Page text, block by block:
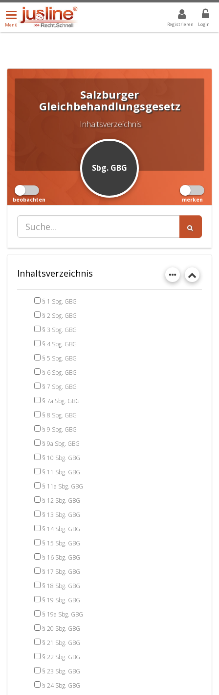
Registrieren Login
Menü
öffnen/schließen
Menü
ALLE DROPDOWN: GEWÄHLTER WERT IST ALLE
Salzburger
Gleichbehandlungsgesetz
Inhaltsverzeichnis
Sbg. GBG
beobachten merken
Inhaltsverzeichnis
§ 1 Sbg. GBG
§ 2 Sbg. GBG
§ 3 Sbg. GBG
§ 4 Sbg. GBG
§ 5 Sbg. GBG
§ 6 Sbg. GBG
§ 7 Sbg. GBG
§ 7a Sbg. GBG
§ 8 Sbg. GBG
§ 9 Sbg. GBG
§ 9a Sbg. GBG
§ 10 Sbg. GBG
§ 11 Sbg. GBG
§ 11a Sbg. GBG
§ 12 Sbg. GBG
§ 13 Sbg. GBG
§ 14 Sbg. GBG
§ 15 Sbg. GBG
§ 16 Sbg. GBG
§ 17 Sbg. GBG
§ 18 Sbg. GBG
§ 19 Sbg. GBG
§ 19a Sbg. GBG
§ 20 Sbg. GBG
§ 21 Sbg. GBG
§ 22 Sbg. GBG
§ 23 Sbg. GBG
§ 24 Sbg. GBG